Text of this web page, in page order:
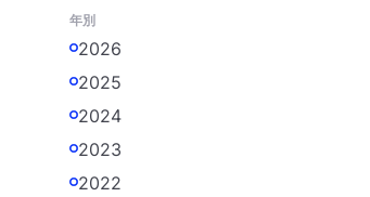
年別
2026
2025
2024
2023
2022